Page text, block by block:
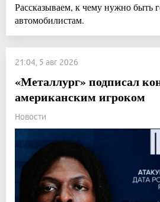
Рассказываем, к чему нужно быть
автомобилистам.
21:04, 5 авг 2026
«Металлург» подписал
американским игроком
Новости